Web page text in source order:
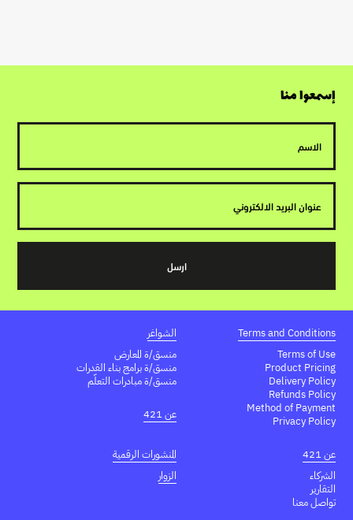
إسمعوا منا
Terms and Conditions
Terms of Use
Product Pricing
Delivery Policy
Refunds Policy
Method of Payment
Privacy Policy
الشواغر
منسق/ة المعارض
منسق/ة برامج بناء القدرات
منسق/ة مبادرات التعلّم
عن 421
عن 421
الشركاء
التقارير
تواصل معنا
المنشورات الرقمية
الزوار